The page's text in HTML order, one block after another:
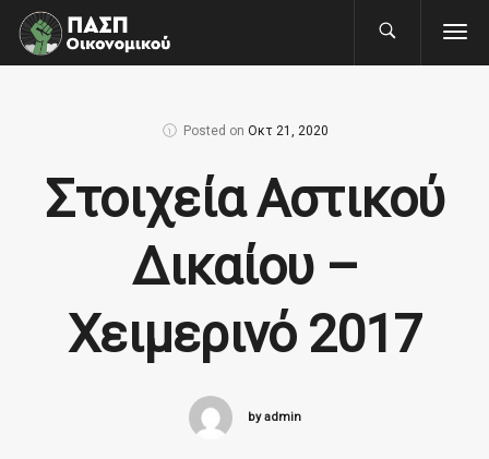
Posted on Οκτ 21, 2020
Στοιχεία Αστικού
Δικαίου –
Χειμερινό 2017
by admin